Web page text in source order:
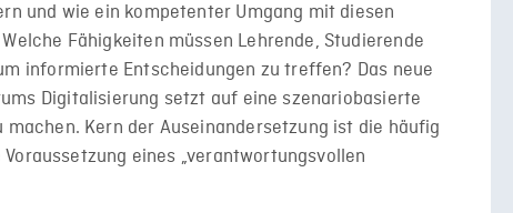
und wie ein kompetenter Umgang mit diesen
Fähigkeiten müssen Lehrende, Studierende
informierte Entscheidungen zu treffen? Das neue
Digitalisierung setzt auf eine szenariobasierte
Kern der Auseinandersetzung ist die häufig
eines „verantwortungsvollen